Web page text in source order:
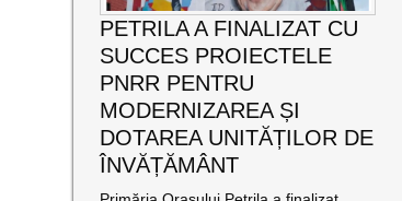
PETRILA A FINALIZAT CU
SUCCES PROIECTELE
PNRR PENTRU
MODERNIZAREA ȘI
DOTAREA UNITĂȚILOR DE
ÎNVĂȚĂMÂNT